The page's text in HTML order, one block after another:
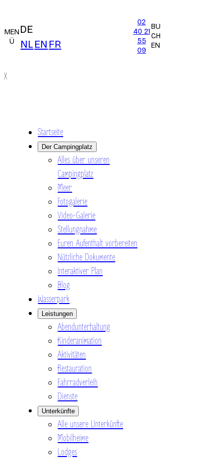
MEN
Ü
DE
NL EN FR
02
40 21
55
09
BU
CH
EN
X
Startseite
Der Campingplatz
Alles über unseren
Campingplatz
Meer
Fotogalerie
Video-Galerie
Stellungnahme
Euren Aufenthalt vorbereiten
Nützliche Dokumente
Interaktiver Plan
Blog
Wasserpark
Leistungen
Abendunterhaltung
Kinderanimation
Aktivitäten
Restauration
Fahrradverleih
Dienste
Unterkünfte
Alle unsere Unterkünfte
Mobilheime
Lodges